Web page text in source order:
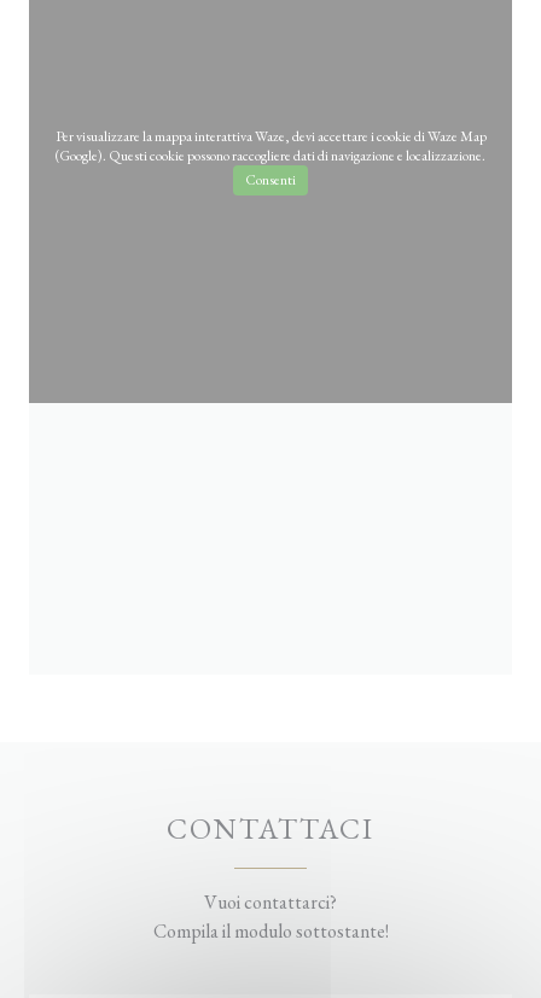
Per visualizzare la mappa interattiva Waze, devi accettare i cookie di Waze Map
(Google). Questi cookie possono raccogliere dati di navigazione e localizzazione.
Consenti
CONTATTACI
Vuoi contattarci?
Compila il modulo sottostante!